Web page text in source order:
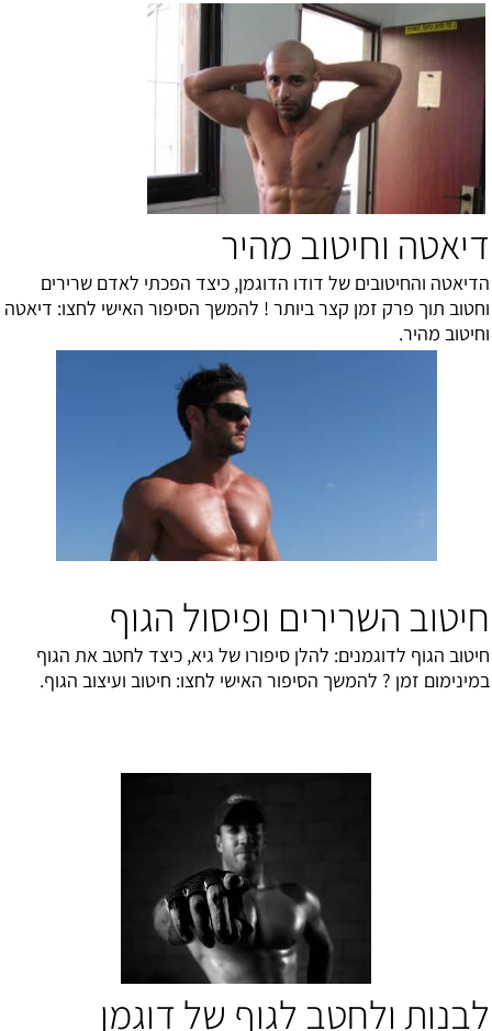
דיאטה וחיטוב מהיר
הדיאטה והחיטובים של דודו הדוגמן, כיצד הפכתי לאדם שרירים
וחטוב תוך פרק זמן קצר ביותר ! להמשך הסיפור האישי לחצו: דיאטה
וחיטוב מהיר.
חיטוב השרירים ופיסול הגוף
חיטוב הגוף לדוגמנים: להלן סיפורו של גיא, כיצד לחטב את הגוף
במינימום זמן ? להמשך הסיפור האישי לחצו: חיטוב ועיצוב הגוף.
לבנות ולחטב לגוף של דוגמן